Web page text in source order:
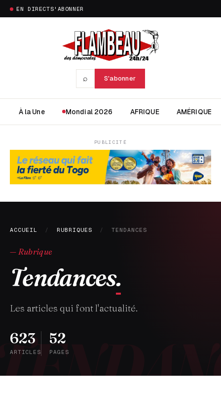
EN DIRECTS'ABONNER
⌕ S'abonner
À la Une Mondial 2026 AFRIQUE AMÉRIQUE
PUBLICITÉ
ACCUEIL / RUBRIQUES / TENDANCES
— Rubrique
Tendances.
Les articles qui font l'actualité.
623
ARTICLES
52
PAGES